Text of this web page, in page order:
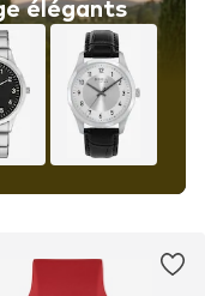
élégants